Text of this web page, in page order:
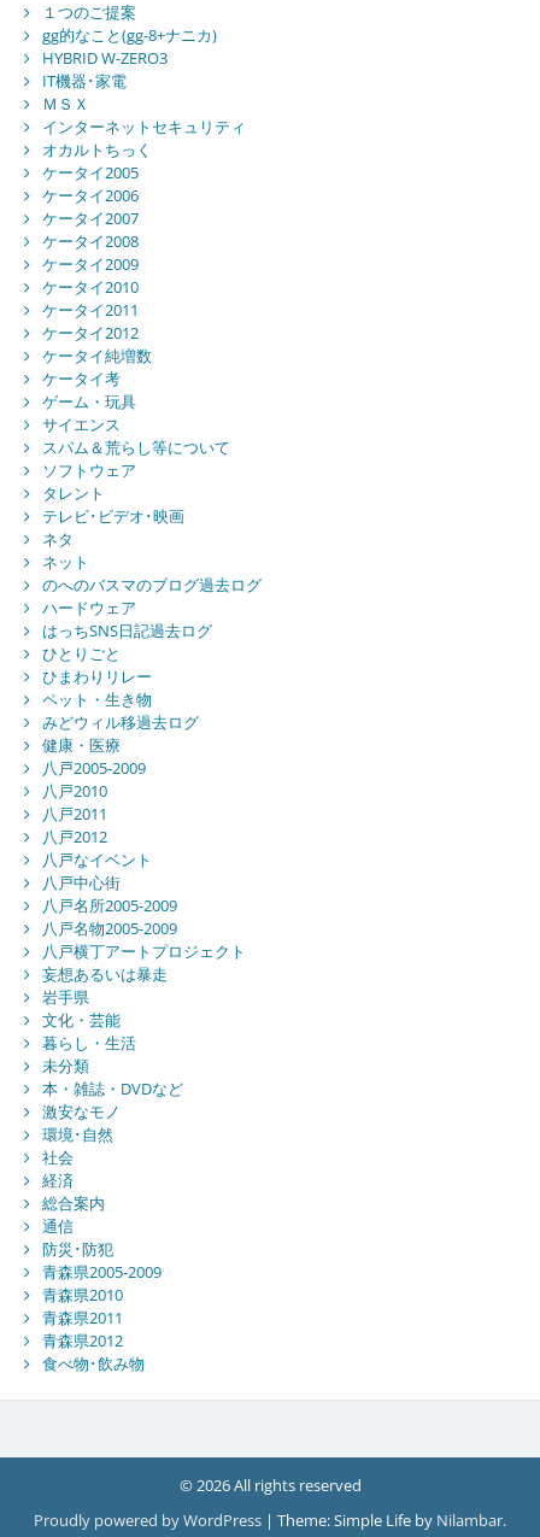
１つのご提案
gg的なこと(gg-8+ナニカ)
HYBRID W-ZERO3
IT機器･家電
ＭＳＸ
インターネットセキュリティ
オカルトちっく
ケータイ2005
ケータイ2006
ケータイ2007
ケータイ2008
ケータイ2009
ケータイ2010
ケータイ2011
ケータイ2012
ケータイ純増数
ケータイ考
ゲーム・玩具
サイエンス
スパム＆荒らし等について
ソフトウェア
タレント
テレビ･ビデオ･映画
ネタ
ネット
のへのバスマのブログ過去ログ
ハードウェア
はっちSNS日記過去ログ
ひとりごと
ひまわりリレー
ペット・生き物
みどウィル移過去ログ
健康・医療
八戸2005-2009
八戸2010
八戸2011
八戸2012
八戸なイベント
八戸中心街
八戸名所2005-2009
八戸名物2005-2009
八戸横丁アートプロジェクト
妄想あるいは暴走
岩手県
文化・芸能
暮らし・生活
未分類
本・雑誌・DVDなど
激安なモノ
環境･自然
社会
経済
総合案内
通信
防災･防犯
青森県2005-2009
青森県2010
青森県2011
青森県2012
食べ物･飲み物
© 2026 All rights reserved
Proudly powered by WordPress | Theme: Simple Life by Nilambar.